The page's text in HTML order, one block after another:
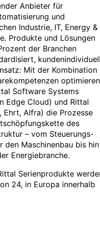
Anbieter für
und
Industrie, IT, Energy &
Produkte und Lösungen
der Branchen
Mit der Kombination
optimieren
Software Systems
Edge Cloud) und Rittal
Ehrt, Alfra) die Prozesse
des
– vom Steuerungs-
den Maschinenbau bis hin
Energiebranche.
Serienprodukte
24, in Europa innerhalb